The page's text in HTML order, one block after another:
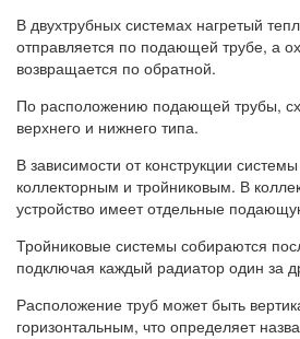
В двухтрубных системах нагретый
отправляется по подающей трубе, а
возвращается по обратной.
По расположению подающей трубы,
верхнего и нижнего типа.
В зависимости от конструкции
коллекторным и тройниковым. В
устройство имеет отдельные
Тройниковые системы собираются
подключая каждый радиатор один за
Расположение труб может быть
горизонтальным, что определяет